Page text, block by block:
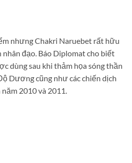
nhưng Chakri Naruebet rất hữu
nhân đạo. Báo Diplomat cho biết
dùng sau khi thảm họa sóng thần
Dương cũng như các chiến dịch
2010 và 2011.